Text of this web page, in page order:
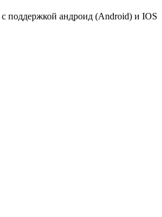
с поддержкой андроид (Android) и IOS